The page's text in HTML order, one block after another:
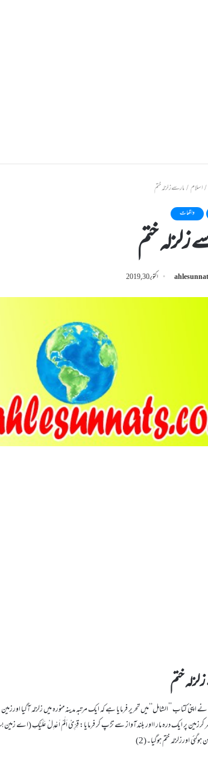
/اسلام/مارسے زلزلہ ختم
واقعات
زلزلہ ختم
اکتوبر 30, 2019
ختم
نے اپنی کتاب ’’الشامل‘‘میں تحریر فرمایا ہے کہ ایک مرتبہ مدینہ منورہ میں زلزلہ آگیا
کرزمین پر ایک درہ مار ااور بلندآواز سے تڑپ کر فرمایا: قِرِّیْ اَلَمْ اَعْدِلْ عَلَیْکِ (اے
اورزلزلہ ختم ہوگیا۔(2)